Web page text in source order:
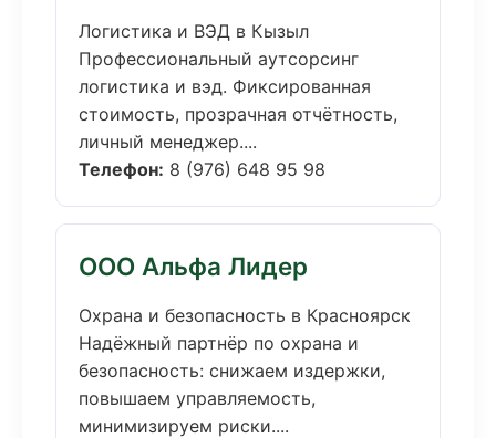
Логистика и ВЭД в Кызыл
Профессиональный аутсорсинг
логистика и вэд. Фиксированная
стоимость, прозрачная отчётность,
личный менеджер....
Телефон: 8 (976) 648 95 98
ООО Альфа Лидер
Охрана и безопасность в Красноярск
Надёжный партнёр по охрана и
безопасность: снижаем издержки,
повышаем управляемость,
минимизируем риски....